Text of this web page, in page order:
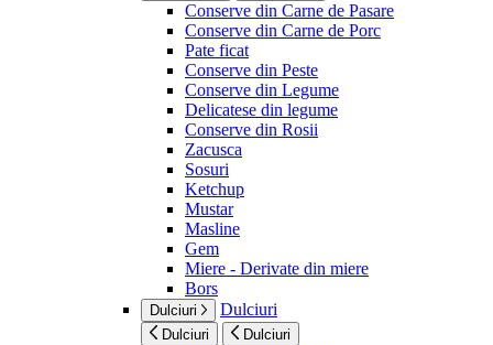
Conserve din Carne de Pasare
Conserve din Carne de Porc
Pate ficat
Conserve din Peste
Conserve din Legume
Delicatese din legume
Conserve din Rosii
Zacusca
Sosuri
Ketchup
Mustar
Masline
Gem
Miere - Derivate din miere
Bors
Dulciuri Dulciuri
Dulciuri Dulciuri